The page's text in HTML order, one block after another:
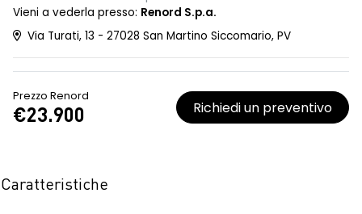
Vieni a vederla presso: Renord S.p.a.
Via Turati, 13 - 27028 San Martino Siccomario, PV
Prezzo Renord
€23.900 Richiedi un preventivo
Caratteristiche